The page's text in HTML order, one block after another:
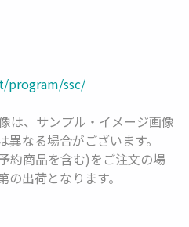
program/ssc/
は、サンプル・イメージ画像
なる場合がございます。
約商品を含む)をご注文の場
出荷となります。